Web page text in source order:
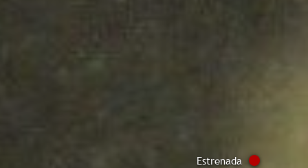
Estrenada